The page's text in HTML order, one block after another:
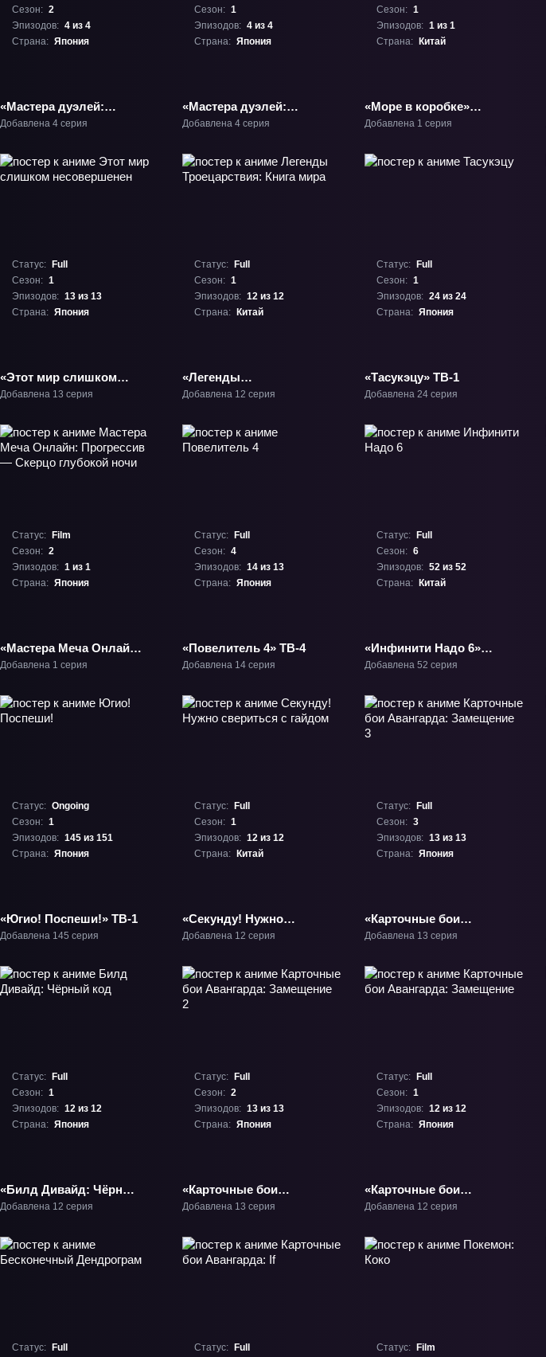
Сезон: 2
Эпизодов: 4 из 4
Страна: Япония
«Мастера дуэлей:
Пропавшие — Мрачный
Добавлена 4 серия
Сезон: 1
Эпизодов: 4 из 4
Страна: Япония
«Мастера дуэлей:
Пропавшие — Кристалл
Добавлена 4 серия
Сезон: 1
Эпизодов: 1 из 1
Страна:
Китай
«Море в коробке»
Фильм-1
Добавлена 1 серия
Статус:
Full
Сезон: 1
Эпизодов: 13 из 13
Страна: Япония
«Этот мир слишком
несовершенен» ТВ-1
Добавлена 13 серия
Статус:
Full
Сезон: 1
Эпизодов: 12 из 12
Страна:
Китай
«Легенды
Троецарствия: Книга
Добавлена 12 серия
Статус:
Full
Сезон: 1
Эпизодов: 24 из 24
Страна: Япония
«Тасукэцу» ТВ-1
Добавлена 24 серия
Статус:
Film
Сезон: 2
Эпизодов: 1 из 1
Страна: Япония
«Мастера Меча Онлайн:
Прогрессив — Скерцо
Фильм-2
Добавлена 1 серия
Статус:
Full
Сезон: 4
Эпизодов: 14 из 13
Страна: Япония
«Повелитель 4» ТВ-4
Добавлена 14 серия
Статус:
Full
Сезон: 6
Эпизодов: 52 из 52
Страна:
Китай
«Инфинити Надо 6»
ТВ-6
Добавлена 52 серия
Статус: Ongoing
Сезон: 1
Эпизодов: 145 из 151
Страна: Япония
«Югио! Поспеши!» ТВ-1
Добавлена 145 серия
Статус:
Full
Сезон: 1
Эпизодов: 12 из 12
Страна:
Китай
«Секунду! Нужно
свериться с гайдом»
Добавлена 12 серия
Статус:
Full
Сезон: 3
Эпизодов: 13 из 13
Страна: Япония
«Карточные бои
Авангарда: Замещение
Добавлена 13 серия
Статус:
Full
Сезон: 1
Эпизодов: 12 из 12
Страна: Япония
«Билд Дивайд: Чёрный
код» ТВ-1
Добавлена 12 серия
Статус:
Full
Сезон: 2
Эпизодов: 13 из 13
Страна: Япония
«Карточные бои
Авангарда: Замещение
Добавлена 13 серия
Статус:
Full
Сезон: 1
Эпизодов: 12 из 12
Страна: Япония
«Карточные бои
Авангарда: Замещение»
Добавлена 12 серия
Статус: Full Статус: Full Статус: Film